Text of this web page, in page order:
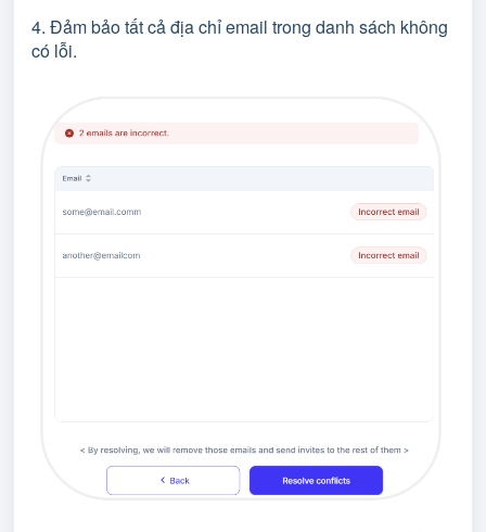
4. Đảm bảo tất cả địa chỉ email trong danh sách không
có lỗi.